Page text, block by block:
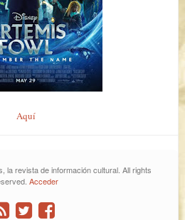
Aquí
la revista de información cultural. All rights
Acceder